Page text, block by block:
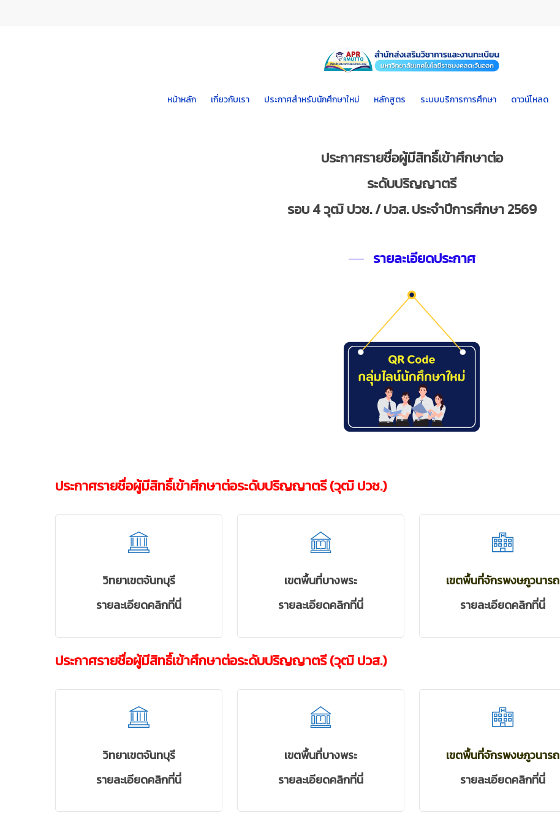
หน้าหลัก เกี่ยวกับเรา ประกาศสำหรับนักศึกษาใหม่ หลักสูตร ระบบบริการการศึกษา ดาวน์โหลด
ประกาศรายชื่อผู้มีสิทธิ์เข้าศึกษาต่อ
ระดับปริญญาตรี
รอบ 4 วุฒิ ปวช. / ปวส. ประจำปีการศึกษา 2569
รายละเอียดประกาศ
ประกาศรายชื่อผู้มีสิทธิ์เข้าศึกษาต่อระดับปริญญาตรี (วุฒิ ปวช.)
วิทยาเขตจันทบุรี
รายละเอียดคลิกที่นี่
เขตพื้นที่บางพระ
รายละเอียดคลิกที่นี่
เขตพื้นที่จักรพงษภูวนารถ
รายละเอียดคลิกที่นี่
ประกาศรายชื่อผู้มีสิทธิ์เข้าศึกษาต่อระดับปริญญาตรี (วุฒิ ปวส.)
วิทยาเขตจันทบุรี
รายละเอียดคลิกที่นี่
เขตพื้นที่บางพระ
รายละเอียดคลิกที่นี่
เขตพื้นที่จักรพงษภูวนารถ
รายละเอียดคลิกที่นี่